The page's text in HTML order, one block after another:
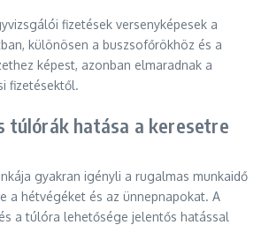
fizetések versenyképesek a
különösen a buszsofőrökhöz és a
képest, azonban elmaradnak a
fizetésektől.
túlórák hatása a keresetre
gyakran igényli a rugalmas munkaidő
a hétvégéket és az ünnepnapokat. A
a túlóra lehetősége jelentős hatással